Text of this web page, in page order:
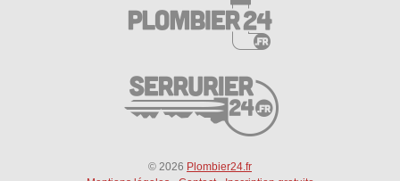
© 2026 Plombier24.fr